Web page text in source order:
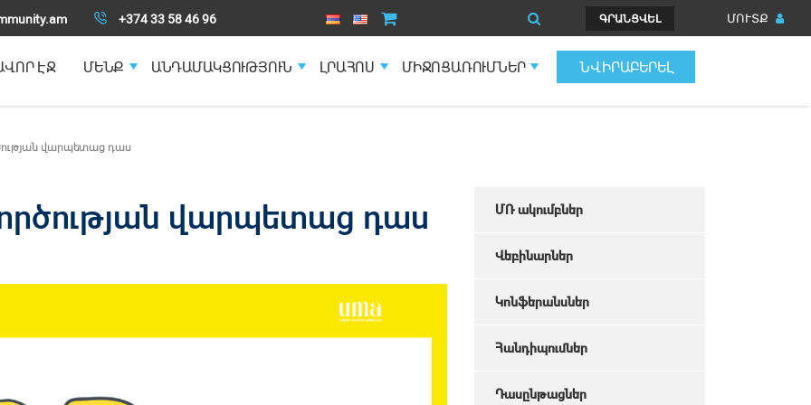
ՄՈՒՏՔ
+374 33 58 46 96 ԳՐԱՆՑՎԵԼ
ԷՋ ՄԵՆՔ ԱՆԴԱՄԱԿՑՈՒԹՅՈՒՆ ԼՐԱՀՈՍ ՄԻՋՈՑԱՌՈՒՄՆԵՐ ՆՎԻՐԱԲԵՐԵԼ
վարպետաց դաս
վարպետաց դաս ՄՌ ակումբներ
Վեբինարներ
Կոնֆերանսներ
Հանդիպումներ
Դասընթացներ